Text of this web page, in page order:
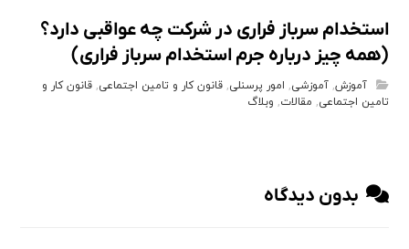
استخدام سرباز فراری در شرکت چه عواقبی دارد؟
(همه چیز درباره جرم استخدام سرباز فراری)
آموزش,آموزشی, امور پرسنلی,قانون کار و تامین اجتماعی,قانون کار و
تامین اجتماعی, مقالات, وبلاگ
بدون دیدگاه